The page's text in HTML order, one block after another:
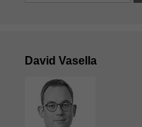
David Vasella